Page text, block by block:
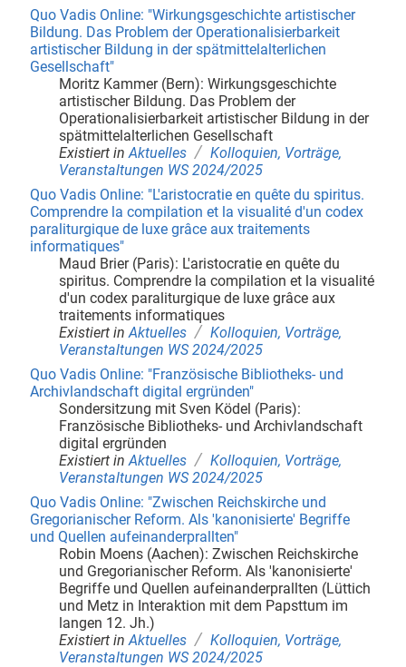
Quo Vadis Online: "Wirkungsgeschichte artistischer
Bildung. Das Problem der Operationalisierbarkeit
artistischer Bildung in der spätmittelalterlichen
Gesellschaft"
Moritz Kammer (Bern): Wirkungsgeschichte
artistischer Bildung. Das Problem der
Operationalisierbarkeit artistischer Bildung in der
spätmittelalterlichen Gesellschaft
Existiert in Aktuelles / Kolloquien, Vorträge,
Veranstaltungen WS 2024/2025
Quo Vadis Online: "L'aristocratie en quête du spiritus.
Comprendre la compilation et la visualité d'un codex
paraliturgique de luxe grâce aux traitements
informatiques"
Maud Brier (Paris): L'aristocratie en quête du
spiritus. Comprendre la compilation et la visualité
d'un codex paraliturgique de luxe grâce aux
traitements informatiques
Existiert in Aktuelles / Kolloquien, Vorträge,
Veranstaltungen WS 2024/2025
Quo Vadis Online: "Französische Bibliotheks- und
Archivlandschaft digital ergründen"
Sondersitzung mit Sven Ködel (Paris):
Französische Bibliotheks- und Archivlandschaft
digital ergründen
Existiert in Aktuelles / Kolloquien, Vorträge,
Veranstaltungen WS 2024/2025
Quo Vadis Online: "Zwischen Reichskirche und
Gregorianischer Reform. Als 'kanonisierte' Begriffe
und Quellen aufeinanderprallten"
Robin Moens (Aachen): Zwischen Reichskirche
und Gregorianischer Reform. Als 'kanonisierte'
Begriffe und Quellen aufeinanderprallten (Lüttich
und Metz in Interaktion mit dem Papsttum im
langen 12. Jh.)
Existiert in Aktuelles / Kolloquien, Vorträge,
Veranstaltungen WS 2024/2025